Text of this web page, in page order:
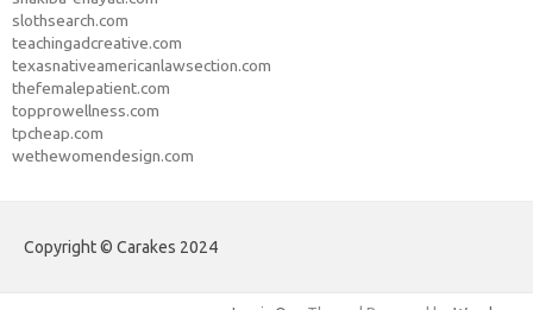
slothsearch.com
teachingadcreative.com
texasnativeamericanlawsection.com
thefemalepatient.com
topprowellness.com
tpcheap.com
wethewomendesign.com
Copyright © Carakes 2024